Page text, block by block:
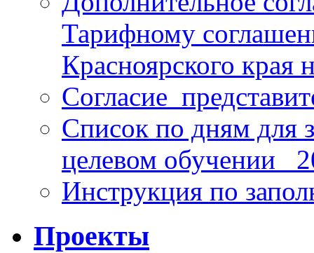
Тарифному
Красноярского края
Список по дням для
целевом обучении_
Инструкция по
Проекты